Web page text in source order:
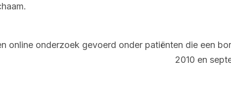
online onderzoek gevoerd onder patiënten die een
2010 en